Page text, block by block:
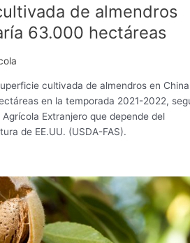
de almendros
63.000 hectáreas
cultivada de almendros en China
en la temporada 2021-2022,
Extranjero que depende del
de EE.UU. (USDA-FAS).